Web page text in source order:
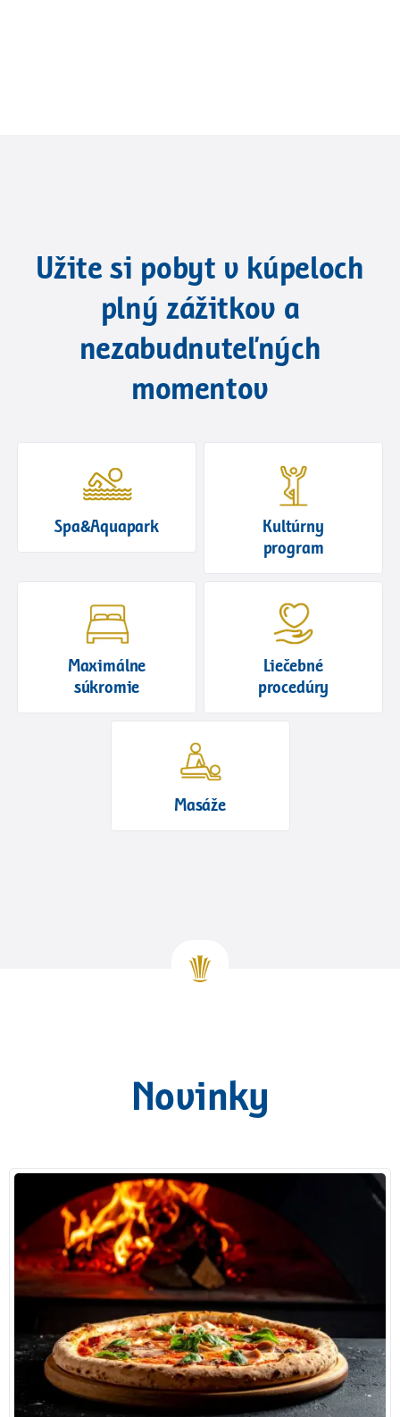
Užite si pobyt v kúpeloch
plný zážitkov a
nezabudnuteľných
momentov
Spa&Aquapark
Kultúrny
program
Maximálne
súkromie
Liečebné
procedúry
Masáže
Novinky